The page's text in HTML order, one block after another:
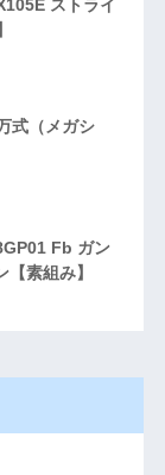
ストライ
式（メガシ
Fb ガン
素組み】